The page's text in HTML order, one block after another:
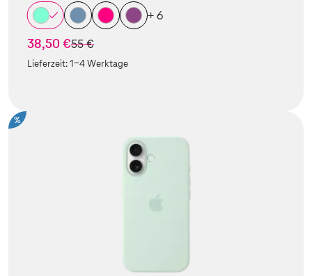
+ 6
38,50 €statt
55 €
Lieferzeit:1-4 Werktage
%